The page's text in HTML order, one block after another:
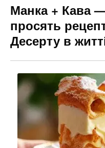
Манка + Кава —
просять
Десерту в